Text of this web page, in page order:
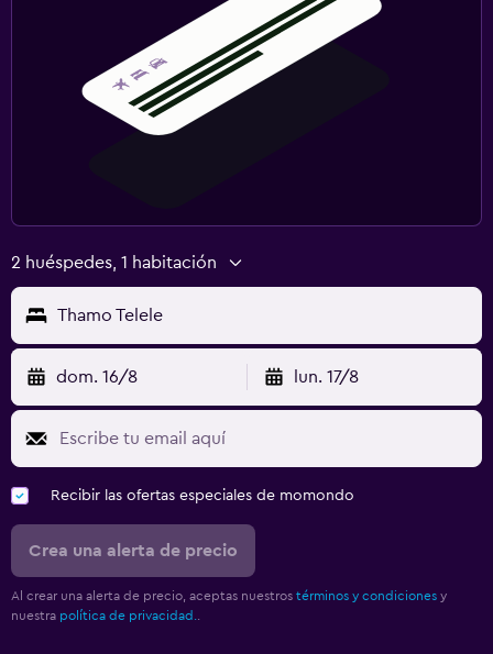
2 huéspedes, 1 habitación
Thamo Telele
dom. 16/8 lun. 17/8
Recibir las ofertas especiales de momondo
Crea una alerta de precio
Al crear una alerta de precio, aceptas nuestros términos y condiciones y
nuestra política de privacidad.